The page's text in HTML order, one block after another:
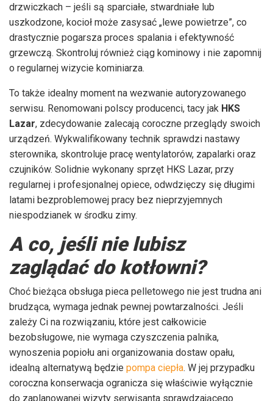
drzwiczkach – jeśli są sparciałe, stwardniałe lub
uszkodzone, kocioł może zasysać „lewe powietrze”, co
drastycznie pogarsza proces spalania i efektywność
grzewczą. Skontroluj również ciąg kominowy i nie zapomnij
o regularnej wizycie kominiarza.
To także idealny moment na wezwanie autoryzowanego
serwisu. Renomowani polscy producenci, tacy jak HKS
Lazar, zdecydowanie zalecają coroczne przeglądy swoich
urządzeń. Wykwalifikowany technik sprawdzi nastawy
sterownika, skontroluje pracę wentylatorów, zapalarki oraz
czujników. Solidnie wykonany sprzęt HKS Lazar, przy
regularnej i profesjonalnej opiece, odwdzięczy się długimi
latami bezproblemowej pracy bez nieprzyjemnych
niespodzianek w środku zimy.
A co, jeśli nie lubisz
zaglądać do kotłowni?
Choć bieżąca obsługa pieca pelletowego nie jest trudna ani
brudząca, wymaga jednak pewnej powtarzalności. Jeśli
zależy Ci na rozwiązaniu, które jest całkowicie
bezobsługowe, nie wymaga czyszczenia palnika,
wynoszenia popiołu ani organizowania dostaw opału,
idealną alternatywą będzie pompa ciepła. W jej przypadku
coroczna konserwacja ogranicza się właściwie wyłącznie
do zaplanowanej wizyty serwisanta sprawdzającego